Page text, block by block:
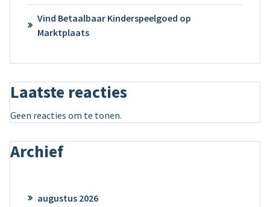
Vind Betaalbaar Kinderspeelgoed op
Marktplaats
Laatste reacties
Geen reacties om te tonen.
Archief
augustus 2026